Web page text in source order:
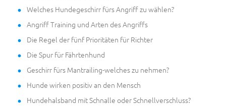
Welches Hundegeschirr fürs Angriff zu wählen?
Angriff Training und Arten des Angriffs
Die Regel der fünf Prioritäten für Richter
Die Spur für Fährtenhund
Geschirr fürs Mantrailing-welches zu nehmen?
Hunde wirken positiv an den Mensch
Hundehalsband mit Schnalle oder Schnellverschluss?